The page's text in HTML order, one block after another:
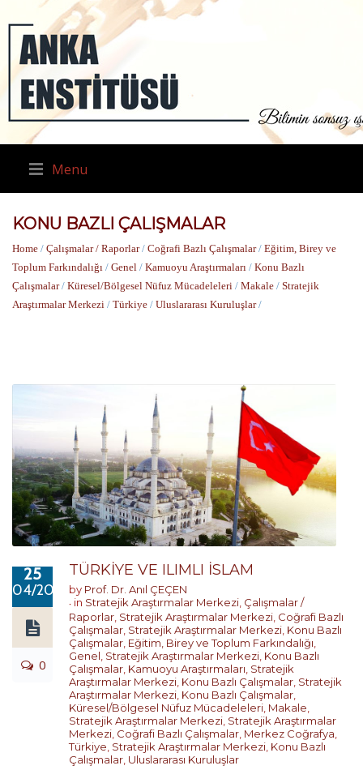
Menu
KONU BAZLI ÇALIŞMALAR
Home / Çalışmalar / Raporlar/ Coğrafi Bazlı Çalışmalar/ Eğitim, Birey ve
Toplum Farkındalığı / Genel / Kamuoyu Araştırmaları / Konu Bazlı
Çalışmalar/ Küresel/Bölgesel Nüfuz Mücadeleleri / Makale / Stratejik
Araştırmalar Merkezi / Türkiye / Uluslararası Kuruluşlar/
25
04/2023
0
TÜRKİYE VE ILIMLI İSLAM
by Prof. Dr. Anıl ÇEÇEN
in Stratejik Araştırmalar Merkezi Çalışmalar /
Raporlar Stratejik Araştırmalar Merkezi Coğrafi Bazlı
Çalışmalar Stratejik Araştırmalar Merkezi Konu Bazlı
Çalışmalar Eğitim, Birey ve Toplum Farkındalığı
Genel Stratejik Araştırmalar Merkezi Konu Bazlı
Çalışmalar Kamuoyu Araştırmaları Stratejik
Araştırmalar Merkezi Konu Bazlı Çalışmalar Stratejik
Araştırmalar Merkezi Konu Bazlı Çalışmalar
Küresel/Bölgesel Nüfuz Mücadeleleri Makale
Stratejik Araştırmalar Merkezi Stratejik Araştırmalar
Merkezi Coğrafi Bazlı Çalışmalar Merkez Coğrafya
Türkiye Stratejik Araştırmalar Merkezi Konu Bazlı
Çalışmalar Uluslararası Kuruluşlar